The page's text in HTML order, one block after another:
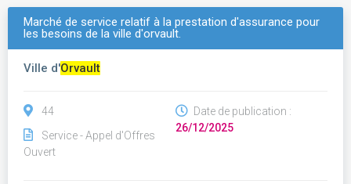
Marché de service relatif à la prestation d'assurance pour
les besoins de la ville d'orvault.
Ville d'Orvault
44
Service - Appel d'Offres
Ouvert
Date de publication :
26/12/2025